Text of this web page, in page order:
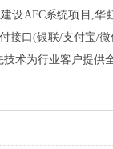
设AFC系统项目,
接口(银联/支付宝/
术为行业客户提